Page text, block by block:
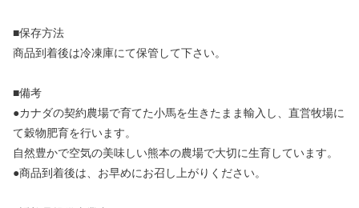
■保存方法
商品到着後は冷凍庫にて保管して下さい。
■備考
●カナダの契約農場で育てた小馬を生きたまま輸入し、直営牧場に
て穀物肥育を行います。
自然豊かで空気の美味しい熊本の農場で大切に生育しています。
●商品到着後は、お早めにお召し上がりください。